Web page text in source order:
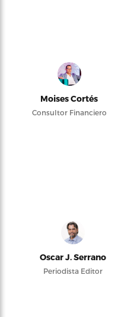
Moises Cortés
Consultor Financiero
Oscar J. Serrano
Periodista Editor